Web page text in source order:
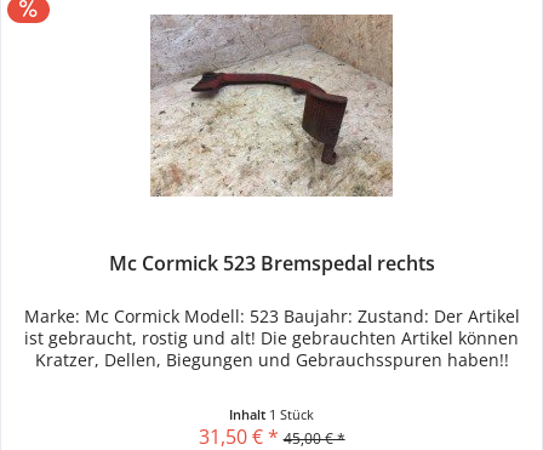
Mc Cormick 523 Bremspedal rechts
Marke: Mc Cormick Modell: 523 Baujahr: Zustand: Der Artikel
ist gebraucht, rostig und alt! Die gebrauchten Artikel können
Kratzer, Dellen, Biegungen und Gebrauchsspuren haben!!
Inhalt 1 Stück
31,50 € * 45,00 € *